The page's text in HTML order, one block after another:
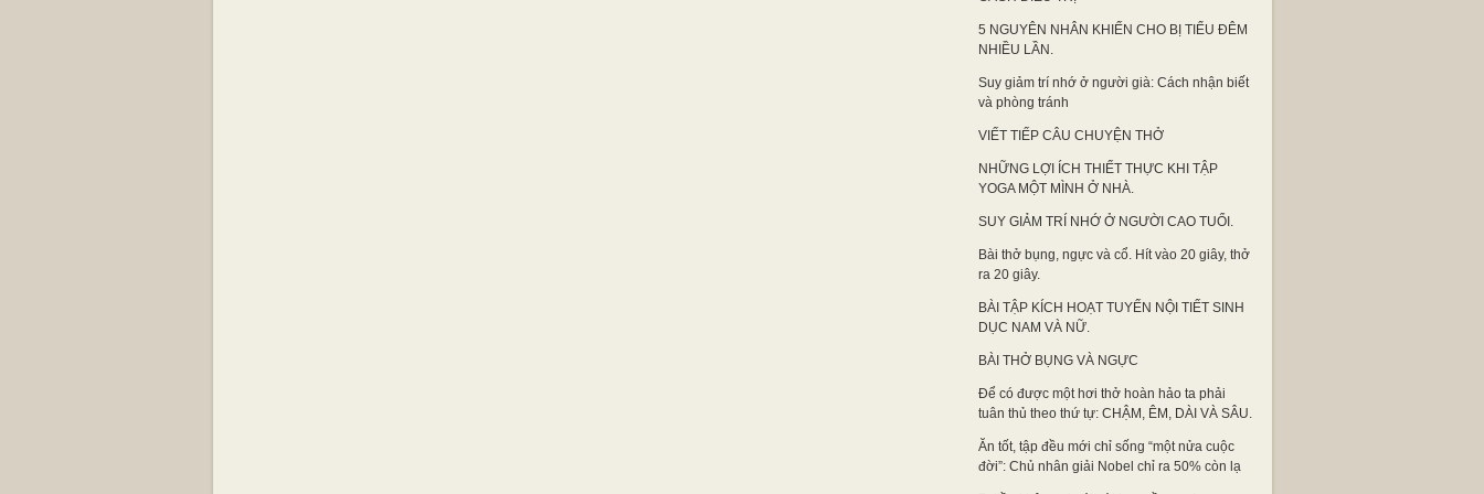
5 NGUYÊN NHÂN KHIẾN CHO BỊ TIỂU ĐÊM
NHIỀU LẦN.
Suy giảm trí nhớ ở người già: Cách nhận biết
và phòng tránh
VIẾT TIẾP CÂU CHUYỆN THỞ
NHỮNG LỢI ÍCH THIẾT THỰC KHI TẬP
YOGA MỘT MÌNH Ở NHÀ.
SUY GIẢM TRÍ NHỚ Ở NGƯỜI CAO TUỔI.
Bài thở bụng, ngực và cổ. Hít vào 20 giây, thở
ra 20 giây.
BÀI TẬP KÍCH HOẠT TUYẾN NỘI TIẾT SINH
DỤC NAM VÀ NỮ.
BÀI THỞ BỤNG VÀ NGỰC
Để có được một hơi thở hoàn hảo ta phải
tuân thủ theo thứ tự: CHẬM, ÊM, DÀI VÀ SÂU.
Ăn tốt, tập đều mới chỉ sống “một nửa cuộc
đời”: Chủ nhân giải Nobel chỉ ra 50% còn lạ